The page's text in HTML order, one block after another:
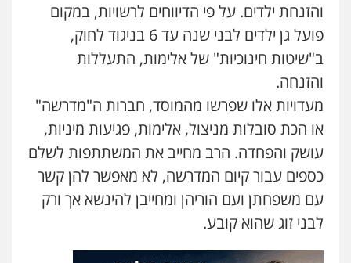
והזנחת ילדים. על פי הדיווחים לרשויות, במקום
פועל גן ילדים לבני שנה עד 6 בניגוד לחוק,
ב"שיטות חינוכיות" של אלימות, התעללות
והזנחה.
מעדויות אלו שפרשו מהמוסד, חברות ה"מדרשה"
או הכת סובלות מניצול, אלימות, פגיעות מיניות,
עושק והפחדה. הרב מחייב את המשתתפות לשלם
כספים עבור קיום המדרשה, לא מאפשר להן קשר
עם משפחתן ועם הוריהן ומחייבן להינשא אך ורק
לבני זוג שהוא קובע.